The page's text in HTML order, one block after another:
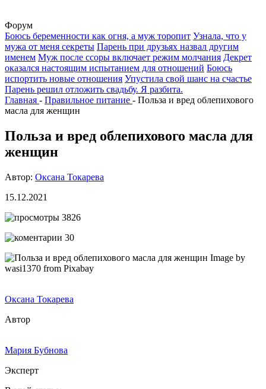
Форум
Боюсь беременности как огня, а муж торопит Узнала, что у
мужа от меня секреты Парень при друзьях назвал другим
именем Муж после ссоры включает режим молчания Декрет
оказался настоящим испытанием для отношений Боюсь
испортить новые отношения Упустила свой шанс на счастье
Парень решил отложить свадьбу. Я разбита.
Главная - Правильное питание - Польза и вред облепихового
масла для женщин
Польза и вред облепихового масла для
женщин
Автор: Оксана Токарева
15.12.2021
3826
30
Image by
wasi1370 from Pixabay
Оксана Токарева
Автор
Мария Бубнова
Эксперт